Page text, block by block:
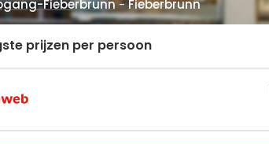
Fieberbrunn-Fieberbrunn
prijzen per persoon